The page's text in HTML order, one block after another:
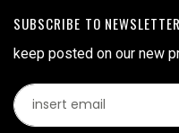
SUBSCRIBE TO NEWSLETTER
keep posted on our new